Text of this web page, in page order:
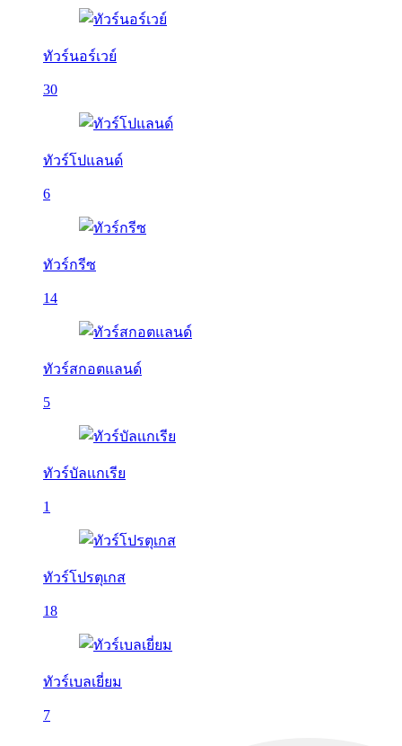
ทัวร์นอร์เวย์
30
ทัวร์โปแลนด์
6
ทัวร์กรีซ
14
ทัวร์สกอตแลนด์
5
ทัวร์บัลเเกเรีย
1
ทัวร์โปรตุเกส
18
ทัวร์เบลเยี่ยม
7